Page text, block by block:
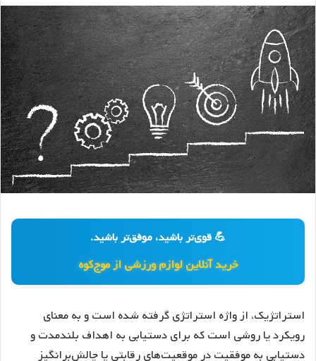
💪 قوی‌تر باشید، موفق‌تر باشید.
خرید آنلاین لوازم ورزشی از موج‌کوه
استراتژیک، از واژه استراتژی گرفته شده است و به معنای
رویکرد یا روشی است که برای دستیابی به اهداف بلندمدت و
دستیابی به موفقیت در موقعیت‌های رقابتی یا چالش‌برانگیز